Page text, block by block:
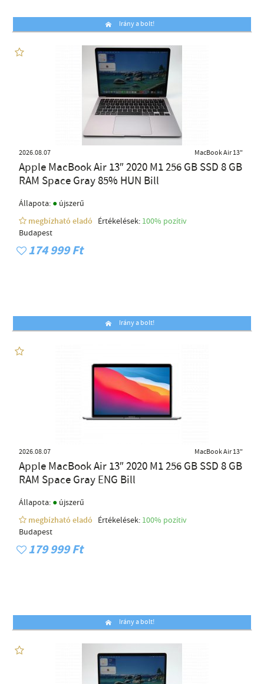
Irány a bolt!
2026.08.07 MacBook Air 13"
Apple MacBook Air 13″ 2020 M1 256 GB SSD 8 GB
RAM Space Gray 85% HUN Bill
Állapota: ● újszerű
megbízható eladó
Értékelések: 100% pozítiv
Budapest
174 999 Ft
Irány a bolt!
2026.08.07 MacBook Air 13"
Apple MacBook Air 13″ 2020 M1 256 GB SSD 8 GB
RAM Space Gray ENG Bill
Állapota: ● újszerű
megbízható eladó
Értékelések: 100% pozítiv
Budapest
179 999 Ft
Irány a bolt!